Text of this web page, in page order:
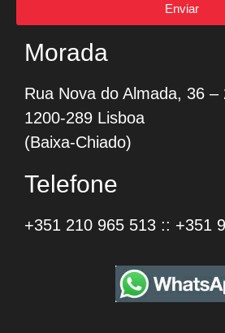
Morada
Rua Nova do Almada, 36 –
1200-289 Lisboa
(Baixa-Chiado)
Telefone
+351 210 965 513 :: +351
Enviar